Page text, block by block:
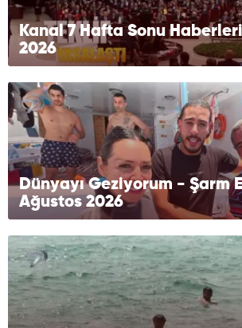
Kanal 7 Hafta Sonu
2026
Dünyayı Geziyorum - Şarm
Ağustos 2026